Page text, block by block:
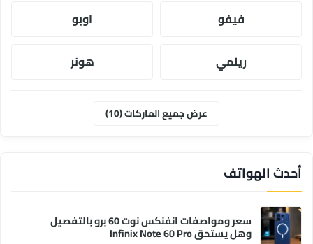
فيفو اوبو
ريلمي
هونر
عرض جميع الماركات (10)
أحدث الهواتف
سعر ومواصفات انفنكس نوت 60 برو بالتفصيل
وهل يستحق Infinix Note 60 Pro